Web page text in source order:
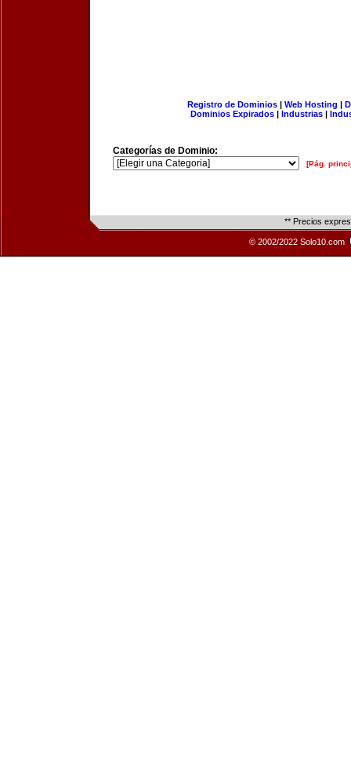
Registro de Dominios| Web Hosting |
Dominios Expirados | Industrias |
Categorías de Dominio:
[Pág.
** Precios
© 2002/2022 Solo10.com